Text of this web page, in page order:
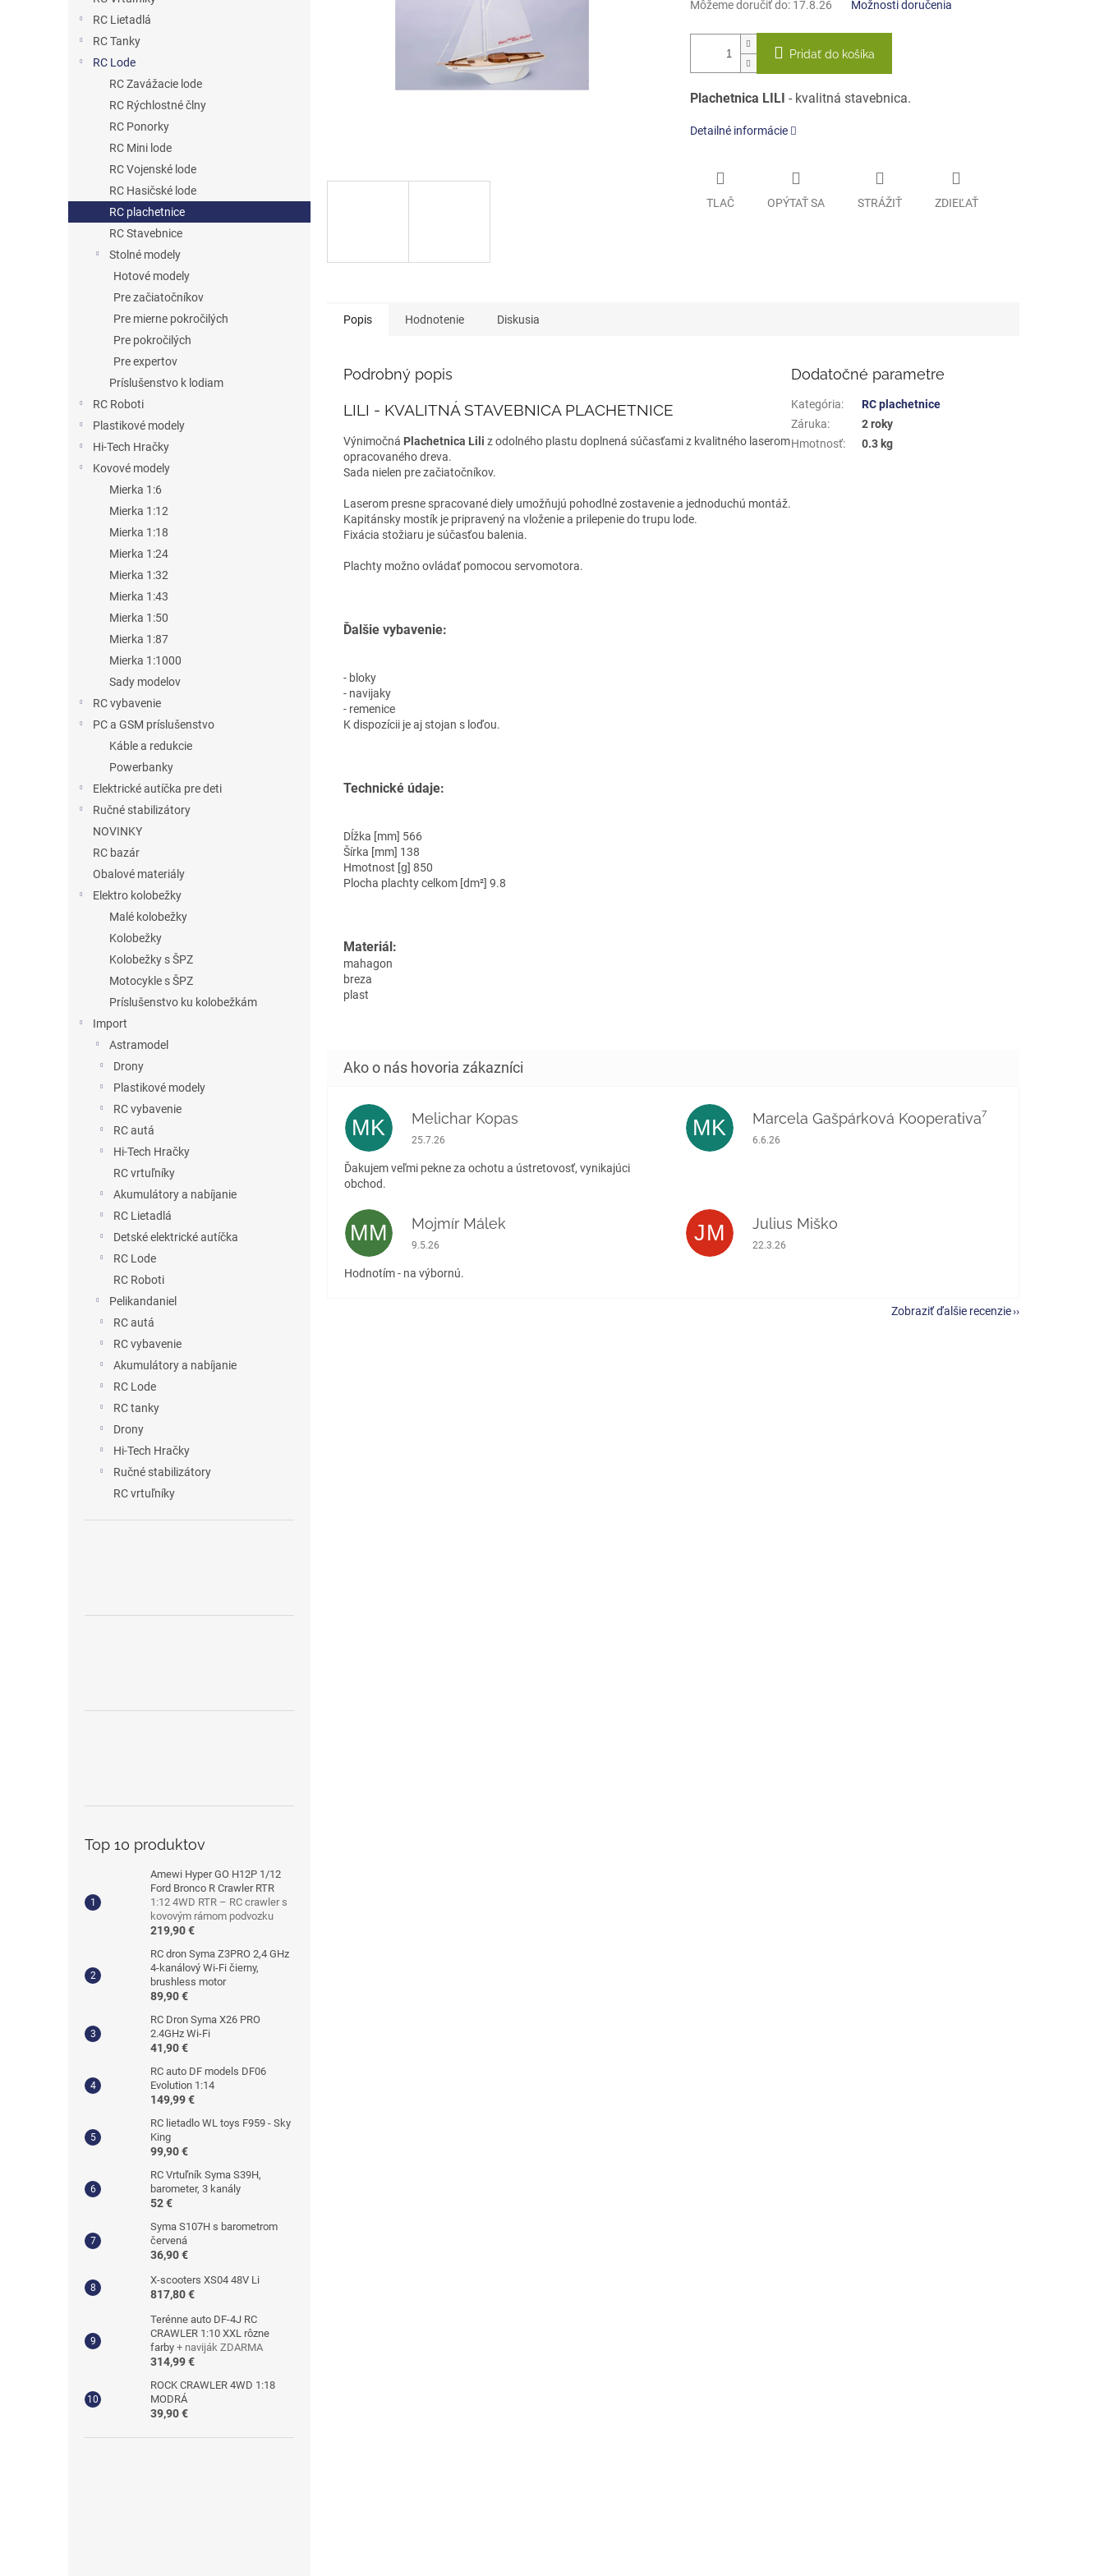
RC Lietadlá
RC Tanky
RC Lode
RC Zavážacie lode
RC Rýchlostné člny
RC Ponorky
RC Mini lode
RC Vojenské lode
RC Hasičské lode
RC plachetnice
RC Stavebnice
Stolné modely
Hotové modely
Pre začiatočníkov
Pre mierne pokročilých
Pre pokročilých
Pre expertov
Príslušenstvo k lodiam
RC Roboti
Plastikové modely
Hi-Tech Hračky
Kovové modely
Mierka 1:6
Mierka 1:12
Mierka 1:18
Mierka 1:24
Mierka 1:32
Mierka 1:43
Mierka 1:50
Mierka 1:87
Mierka 1:1000
Sady modelov
RC vybavenie
PC a GSM príslušenstvo
Káble a redukcie
Powerbanky
Elektrické autíčka pre deti
Ručné stabilizátory
NOVINKY
RC bazár
Obalové materiály
Elektro kolobežky
Malé kolobežky
Kolobežky
Kolobežky s ŠPZ
Motocykle s ŠPZ
Príslušenstvo ku kolobežkám
Import
Astramodel
Drony
Plastikové modely
RC vybavenie
RC autá
Hi-Tech Hračky
RC vrtuľníky
Akumulátory a nabíjanie
RC Lietadlá
Detské elektrické autíčka
RC Lode
RC Roboti
Pelikandaniel
RC autá
RC vybavenie
Akumulátory a nabíjanie
RC Lode
RC tanky
Drony
Hi-Tech Hračky
Ručné stabilizátory
RC vrtuľníky
Top 10 produktov
Amewi Hyper GO H12P 1/12
Ford Bronco R Crawler RTR
1:12 4WD RTR – RC crawler s
kovovým rámom podvozku
219,90 €
RC dron Syma Z3PRO 2,4 GHz
4-kanálový Wi-Fi čierny,
brushless motor
89,90 €
RC Dron Syma X26 PRO
2.4GHz Wi-Fi
41,90 €
RC auto DF models DF06
Evolution 1:14
149,99 €
RC lietadlo WL toys F959 - Sky
King
99,90 €
RC Vrtuľník Syma S39H,
barometer, 3 kanály
52 €
Syma S107H s barometrom
červená
36,90 €
X-scooters XS04 48V Li
817,80 €
Terénne auto DF-4J RC
CRAWLER 1:10 XXL rôzne
farby + naviják ZDARMA
314,99 €
ROCK CRAWLER 4WD 1:18
MODRÁ
39,90 €
Môžeme doručiť do: 17.8.26 Možnosti doručenia
Pridať do košíka
Plachetnica LILI - kvalitná stavebnica.
Detailné informácie
TLAČ OPÝTAŤ SA STRÁŽIŤ ZDIEĽAŤ
Popis Hodnotenie Diskusia
Podrobný popis
LILI - KVALITNÁ STAVEBNICA PLACHETNICE
Výnimočná Plachetnica Lili z odolného plastu doplnená súčasťami z kvalitného laserom
opracovaného dreva.
Sada nielen pre začiatočníkov.
Laserom presne spracované diely umožňujú pohodlné zostavenie a jednoduchú montáž.
Kapitánsky mostík je pripravený na vloženie a prilepenie do trupu lode.
Fixácia stožiaru je súčasťou balenia.
Plachty možno ovládať pomocou servomotora.
Ďalšie vybavenie:
- bloky
- navijaky
- remenice
K dispozícii je aj stojan s loďou.
Technické údaje:
Dĺžka [mm] 566
Šírka [mm] 138
Hmotnost [g] 850
Plocha plachty celkom [dm²] 9.8
Materiál:
mahagon
breza
plast
Dodatočné parametre
Kategória:
RC plachetnice
Záruka:
2 roky
Hmotnosť: 0.3 kg
MK Melichar Kopas
Hodnotenie obchodu je 5 z 5 hviezdičiek.
25.7.26
Ďakujem veľmi pekne za ochotu a ústretovosť, vynikajúci
obchod.
MK Marcela Gašpárková Kooperativa⁷
Hodnotenie obchodu je 5 z 5 hviezdičiek.
6.6.26
MM Mojmír Málek
Hodnotenie obchodu je 5 z 5 hviezdičiek.
9.5.26
Hodnotím - na výbornú.
JM Julius Miško
Hodnotenie obchodu je 5 z 5 hviezdičiek.
22.3.26
Zobraziť ďalšie recenzie